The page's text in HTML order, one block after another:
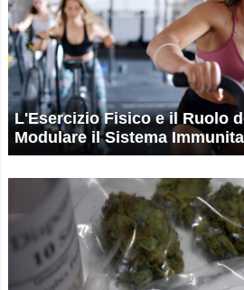
L'Esercizio Fisico e il Ruolo
Modulare il Sistema